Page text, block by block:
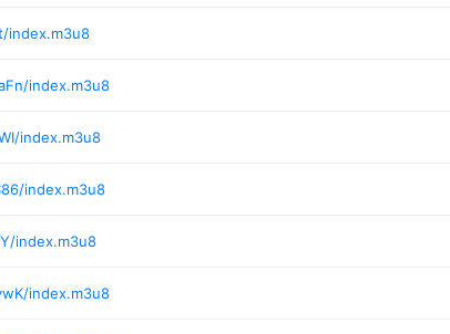
index.m3u8
index.m3u8
index.m3u8
index.m3u8
index.m3u8
index.m3u8